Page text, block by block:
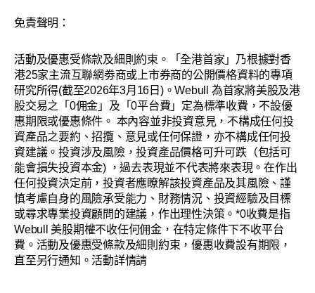
免責聲明：​
活動及優惠受條款及細則約束。「全港首家」乃根據對香
港25家主流互聯網劵商或上市券商的公開價格資料的專項
研究所得(截至2026年3月16日)。Webull 為首家將美股及港
股交易之「0佣金」及「0平台費」定為標準收費，不設優
惠期限或優惠條件。 本內容並非投資意見，不構成任何投
資產品之要約、招攬、意見或任何保證，亦不構成任何投
資建議。投資涉及風險，投資產品價格可升可跌（包括可
能會損失投資本金) ，過去表現並不代表將來表現。在作出
任何投資決定前，投資者應瞭解該投資產品及其風險、謹
慎考慮自身的風險承受能力、財務情況、投資經驗及目標
或尋求專業投資顧問的建議，作出理性決策。*0收費是指
Webull 美股期權不收任何佣金，在特定條件下不收平台
費。活動及優惠受條款及細則約束，優惠收費設有期限，
直至另行通知。活動詳情請